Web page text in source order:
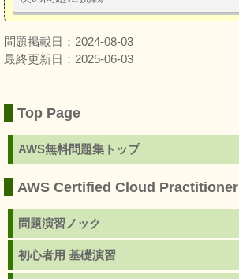
問題掲載日：2024-08-03
最終更新日：2025-06-03
Top Page
AWS無料問題集トップ
AWS Certified Cloud Practitioner
問題演習ノック
初心者用 基礎演習